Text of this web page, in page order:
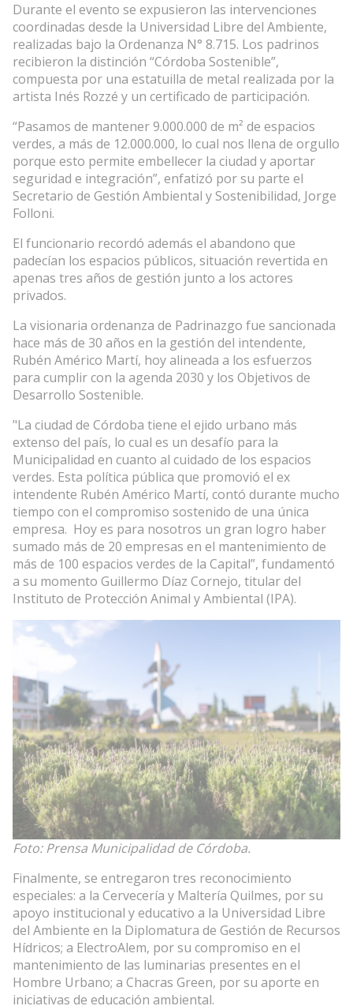
Durante el evento se expusieron las intervenciones
coordinadas desde la Universidad Libre del Ambiente,
realizadas bajo la Ordenanza N° 8.715. Los padrinos
recibieron la distinción “Córdoba Sostenible”,
compuesta por una estatuilla de metal realizada por la
artista Inés Rozzé y un certificado de participación.
“Pasamos de mantener 9.000.000 de m² de espacios
verdes, a más de 12.000.000, lo cual nos llena de orgullo
porque esto permite embellecer la ciudad y aportar
seguridad e integración”, enfatizó por su parte el
Secretario de Gestión Ambiental y Sostenibilidad, Jorge
Folloni.
El funcionario recordó además el abandono que
padecían los espacios públicos, situación revertida en
apenas tres años de gestión junto a los actores
privados.
La visionaria ordenanza de Padrinazgo fue sancionada
hace más de 30 años en la gestión del intendente,
Rubén Américo Martí, hoy alineada a los esfuerzos
para cumplir con la agenda 2030 y los Objetivos de
Desarrollo Sostenible.
"La ciudad de Córdoba tiene el ejido urbano más
extenso del país, lo cual es un desafío para la
Municipalidad en cuanto al cuidado de los espacios
verdes. Esta política pública que promovió el ex
intendente Rubén Américo Martí, contó durante mucho
tiempo con el compromiso sostenido de una única
empresa. Hoy es para nosotros un gran logro haber
sumado más de 20 empresas en el mantenimiento de
más de 100 espacios verdes de la Capital”, fundamentó
a su momento Guillermo Díaz Cornejo, titular del
Instituto de Protección Animal y Ambiental (IPA).
Foto: Prensa Municipalidad de Córdoba.
Finalmente, se entregaron tres reconocimiento
especiales: a la Cervecería y Maltería Quilmes, por su
apoyo institucional y educativo a la Universidad Libre
del Ambiente en la Diplomatura de Gestión de Recursos
Hídricos; a ElectroAlem, por su compromiso en el
mantenimiento de las luminarias presentes en el
Hombre Urbano; a Chacras Green, por su aporte en
iniciativas de educación ambiental.